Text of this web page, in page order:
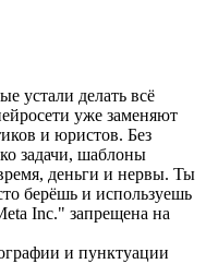
устали делать всё
уже заменяют
и юристов. Без
задачи, шаблоны
деньги и нервы. Ты
берёшь и используешь
Inc." запрещена на
и пунктуации